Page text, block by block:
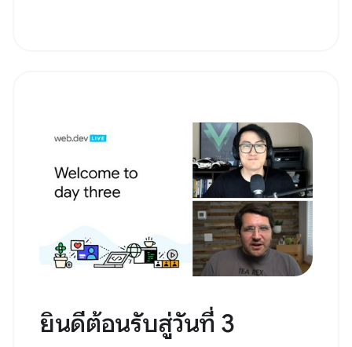
ยินดีต้อนรับสู่วันที่ 3